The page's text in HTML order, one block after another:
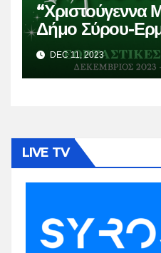
“Χριστούγεννα
Δήμο Σύρου-
DEC 11, 2023
LIVE TV